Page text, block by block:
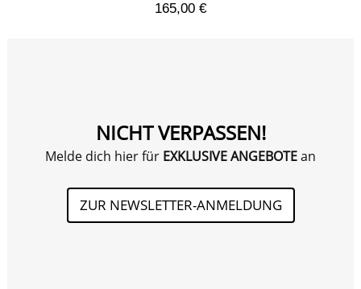
165,00 €
NICHT VERPASSEN!
Melde dich hier für EXKLUSIVE ANGEBOTEan
ZUR NEWSLETTER-ANMELDUNG